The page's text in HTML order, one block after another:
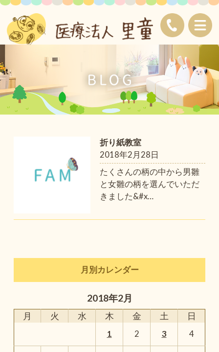
折り紙教室
2018年2月28日
たくさんの柄の中から男雛
と女雛の柄を選んでいただ
きました&#x…
月別カレンダー
2018年2月
月 火 水 木 金 土 日
1 2 3 4